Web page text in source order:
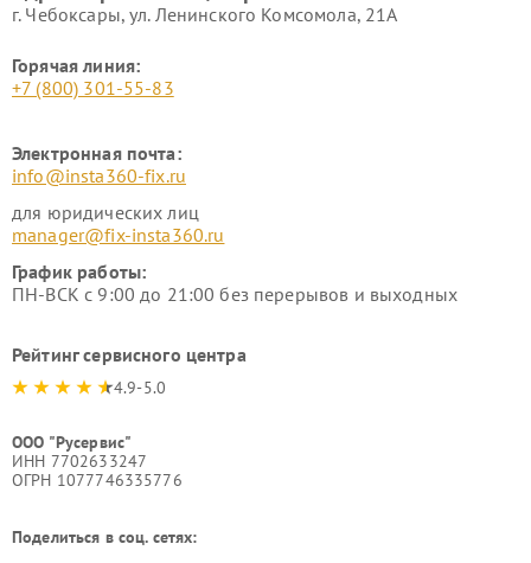
г. Чебоксары, ул. Ленинского Комсомола, 21А
Горячая линия:
+7 (800) 301-55-83
Электронная почта:
info@insta360-fix.ru
для юридических лиц
manager@fix-insta360.ru
График работы:
ПН-ВСК с 9:00 до 21:00 без перерывов и выходных
Рейтинг сервисного центра
4.9-5.0
ООО "Русервис"
ИНН 7702633247
ОГРН 1077746335776
Поделиться в соц. сетях: